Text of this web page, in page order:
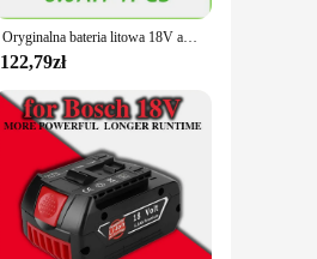
Oryginalna bateria litowa 18V akumulator BOSCH 6.0AH oryginalne narzędzie akumulator BAT609,BAT618, BAT610 darmowa wysyłka
122,79zł